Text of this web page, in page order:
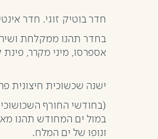
חדר בוטיק זוגי. חדר
בחדר תהנו ממקלחת
אספרסו, מיני מקרר,
ישנה שכשוכית חיצונית
(בחודשי החורף
במול ים המחודש תהנו
ונופו של ים המלח.